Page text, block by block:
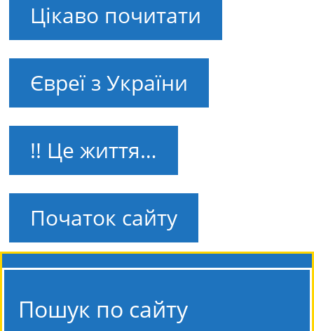
Цікаво почитати
Євреї з України
!! Це життя…
Початок сайту
Пошук по сайту